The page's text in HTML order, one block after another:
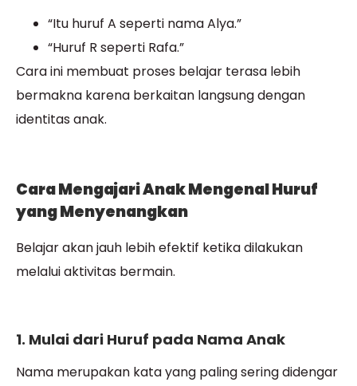
“Itu huruf A seperti nama Alya.”
“Huruf R seperti Rafa.”
Cara ini membuat proses belajar terasa lebih
bermakna karena berkaitan langsung dengan
identitas anak.
Cara Mengajari Anak Mengenal Huruf
yang Menyenangkan
Belajar akan jauh lebih efektif ketika dilakukan
melalui aktivitas bermain.
1. Mulai dari Huruf pada Nama Anak
Nama merupakan kata yang paling sering didengar